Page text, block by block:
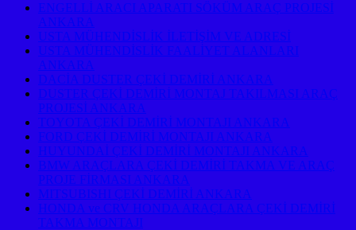
ENGELLİ ARACI APARATI SÖKÜM ARAÇ PROJESİ
ANKARA
USTA MÜHENDİSLİK İLETİŞİM VE ADRESİ
USTA MÜHENDİSLİK FAALİYET ALANLARI
ANKARA
DACİA DUSTER ÇEKİ DEMİRİ ANKARA
DUSTER ÇEKİ DEMİRİ MONTAJ TAKILMASI ARAÇ
PROJESİ ANKARA
TOYOTA ÇEKİ DEMİRİ MONTAJI ANKARA
FORD ÇEKİ DEMİRİ MONTAJI ANKARA
HUYUNDAİ ÇEKİ DEMİRİ MONTAJI ANKARA
BMW ARAÇLARA ÇEKİ DEMİRİ TAKMA VE ARAÇ
PROJE FİRMASI ANKARA
MITSUBISHI ÇEKİ DEMİRİ ANKARA
HONDA ve CRV HONDA ARAÇLARA ÇEKİ DEMİRİ
TAKMA MONTAJI